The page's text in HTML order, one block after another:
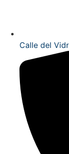
Calle del